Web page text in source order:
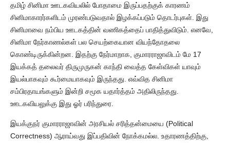
தமிழ் சினிமா ஊடகவியலில் போதாமை இருப்பதற்குக் காரணம்
சினிமாகாரர்களிடம் முரண்படுவதால் இழக்கப்படும் தொடர்புகள். இது
சினிமாவை நம்பிய ஊடகத்தின் வணிகத்தைப் பாதித்துவிடும். எனவே,
சினிமா நேர்காணல்கள் பல செயற்கையான வியந்தோதலை
கொண்டிருக்கின்றன. இதற்கு நேர்மாறாக, குமாரராஜாவிடம் மே 17
இயக்கத் தலைவர் திருமுருகன் காந்தி வைத்த கேள்விகள் யாவும்
இயல்பாகவும் கூர்மையாகவும் இருந்தது. எவ்வித சினிமா
சம்பிரதாயங்களும் இன்றி சமூக யதார்த்தம் அதிலிருந்தது.
ஊடகவியலுக்கு இது ஓர் பரிந்துரை.
இயக்குநர் குமாரராஜாவின் அரசியல் சரித்தன்மையை (Political
Correctness) ஆராய்வது இப்பதிவின் நோக்கமல்ல. உதாரணத்திற்கு,